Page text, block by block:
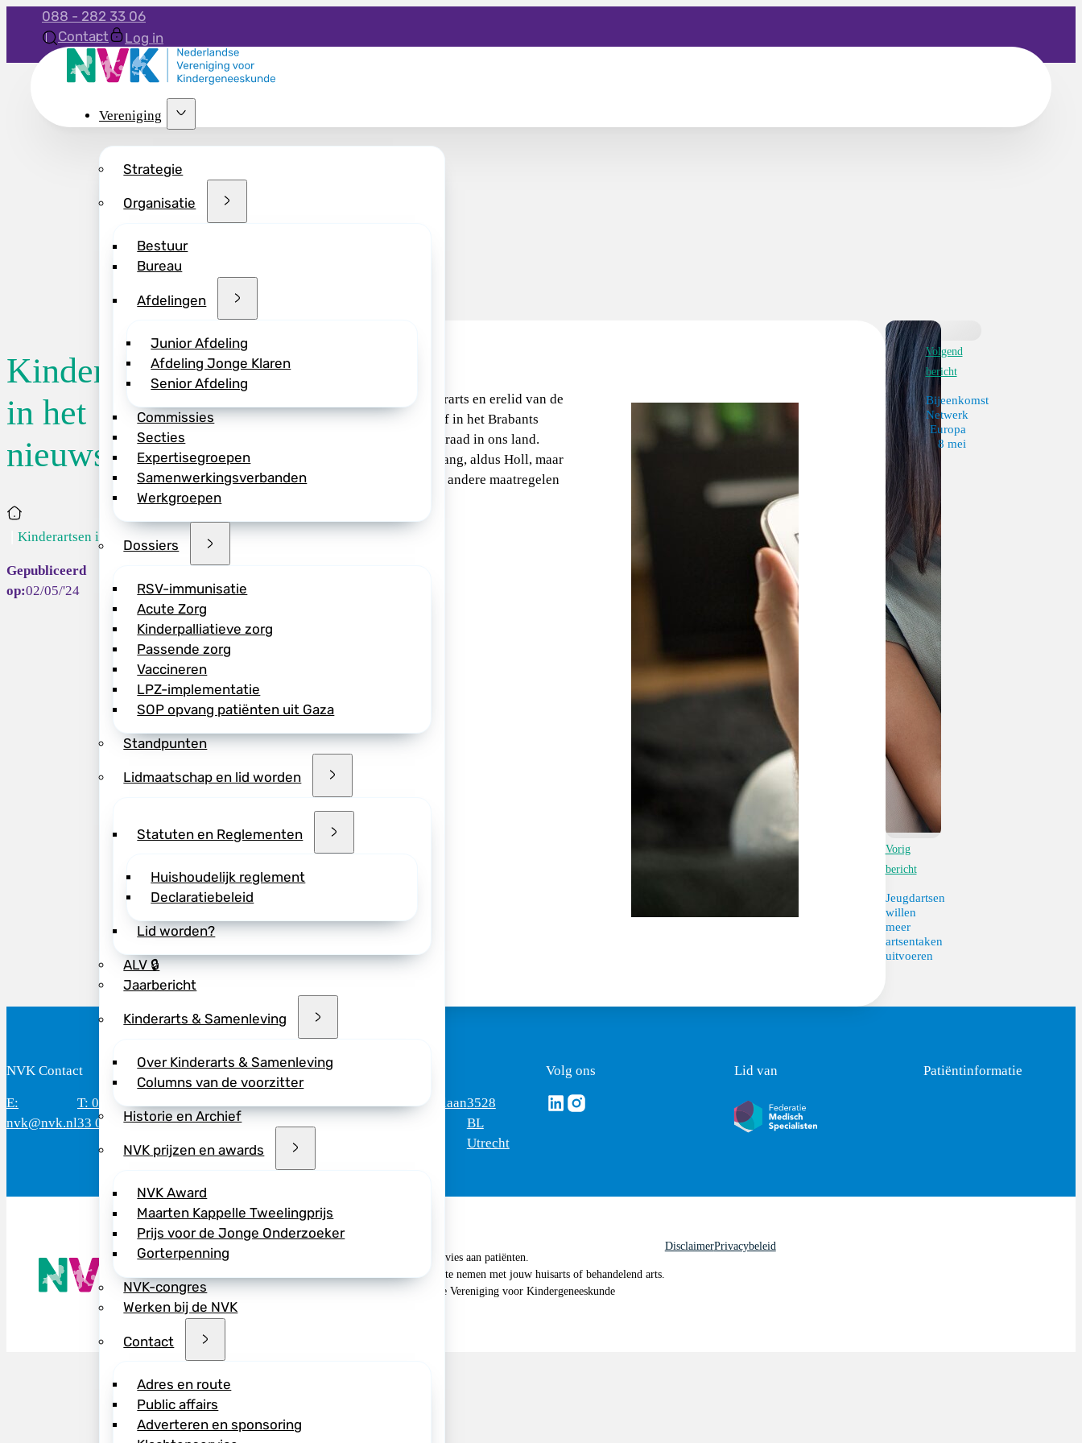
088 - 282 33 06
Contact
Log in
Vereniging
Strategie
Organisatie
Bestuur
Bureau
Afdelingen
Junior Afdeling
Afdeling Jonge Klaren
Senior Afdeling
Commissies
Secties
Expertisegroepen
Samenwerkingsverbanden
Werkgroepen
Dossiers
RSV-immunisatie
Acute Zorg
Kinderpalliatieve zorg
Passende zorg
Vaccineren
LPZ-implementatie
SOP opvang patiënten uit Gaza
Standpunten
Lidmaatschap en lid worden
Statuten en Reglementen
Huishoudelijk reglement
Declaratiebeleid
Lid worden?
ALV 🔒
Jaarbericht
Kinderarts & Samenleving
Over Kinderarts & Samenleving
Columns van de voorzitter
Historie en Archief
NVK prijzen en awards
NVK Award
Maarten Kappelle Tweelingprijs
Prijs voor de Jonge Onderzoeker
Gorterpenning
NVK-congres
Werken bij de NVK
Contact
Adres en route
Public affairs
Adverteren en sponsoring
Kinderartsen
in het
nieuws
Home
Kinderartsen in...
02/05/'24
Robert Holl, gepensioneerd kinderarts en erelid van de
NVK, gaat in een ingezonden brief in het Brabants
Dagblad in op de lage vaccinatiegraad in ons land.
Goede informatie is van groot belang, aldus Holl, maar
als dat niet blijkt te werken zullen andere maatregelen
>> Lees hier het artikel
Deel dit bericht via:
Vorig
bericht
Jeugdartsen
willen
meer
artsentaken
uitvoeren
Volgend
bericht
Bijeenkomst
Netwerk
Europa
8 mei
NVK Contact
E:
nvk@nvk.nl
T: 088 - 282
33 06
Bereikbaar: 8.30 - 17.00 uur
(werkdagen)
DomusMercatorlaan3528
BL
Utrecht
Volg ons
Volg ons via Linkedin
Volg ons via Instagram
Lid van Patiëntinformatie
De NVK geeft geen medisch advies aan patiënten.
Wij adviseren je om contact op te nemen met jouw huisarts of behandelend arts.
Copyright © 2026, Nederlandse Vereniging voor Kindergeneeskunde
DisclaimerPrivacybeleid